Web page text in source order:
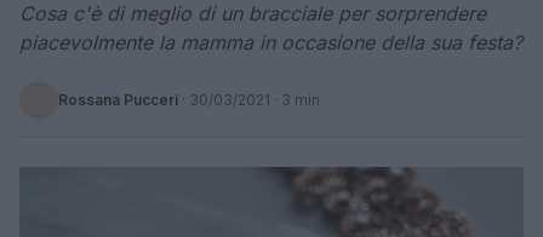
Cosa c'è di meglio di un bracciale per sorprendere
piacevolmente la mamma in occasione della sua festa?
Rossana Pucceri · 30/03/2021 · 3 min